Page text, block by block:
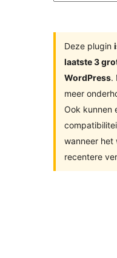
Deze plugin
laatste 3
WordPress.
meer
Ook kunnen
wanneer
recentere